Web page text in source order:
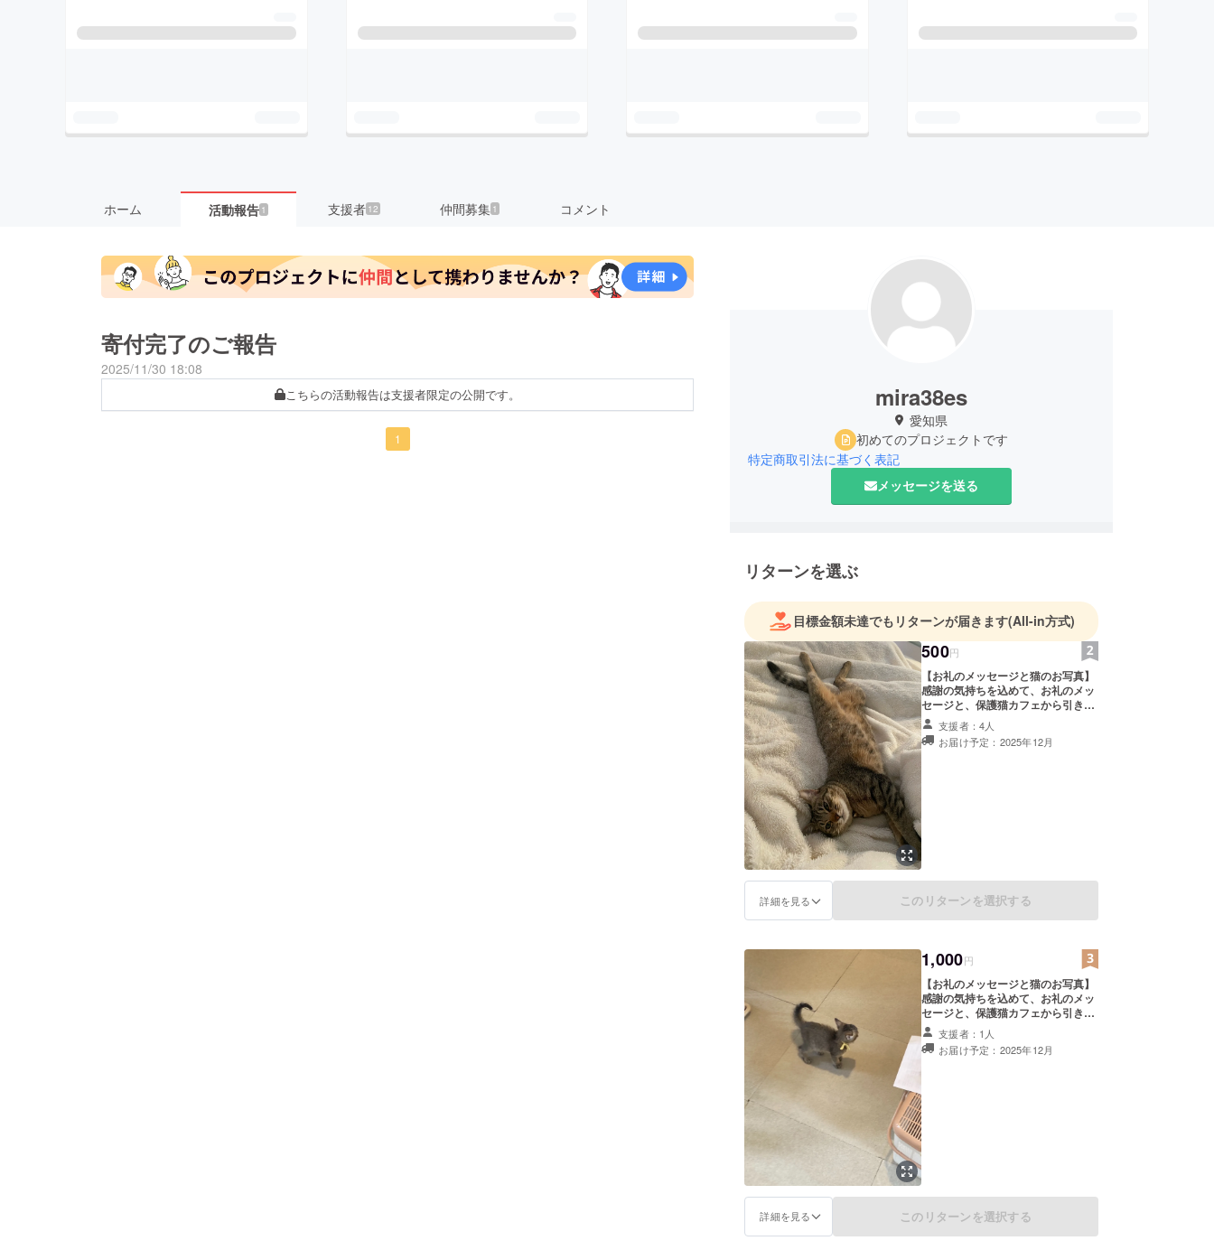
ホーム 活動報告 1 支援者 12 仲間募集 1 コメント
寄付完了のご報告
2025/11/30 18:08
こちらの活動報告は支援者限定の公開です。
1
mira38es
愛知県
初めてのプロジェクトです
特定商取引法に基づく表記
メッセージを送る
リターンを選ぶ
目標金額未達でもリターンが届きます(All-in方式)
500円
【お礼のメッセージと猫のお写真】
感謝の気持ちを込めて、お礼のメッ
セージと、保護猫カフェから引き
取った元保護猫のうちの子の幸せに
暮らす写真をお送りします。 このリ
ターンは1,000円、2,000円のリター
支援者：4人
お届け予定：2025年12月
詳細を見る このリターンを選択する
1,000円
【お礼のメッセージと猫のお写真】
感謝の気持ちを込めて、お礼のメッ
セージと、保護猫カフェから引き
取った元保護猫のうちの子の幸せに
暮らす写真をお送りします。 このリ
ターンは2,000円のリターンと同じ
支援者：1人
お届け予定：2025年12月
詳細を見る このリターンを選択する